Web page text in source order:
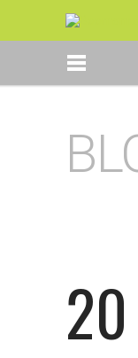
20